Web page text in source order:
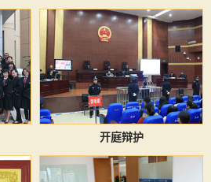
开庭辩护